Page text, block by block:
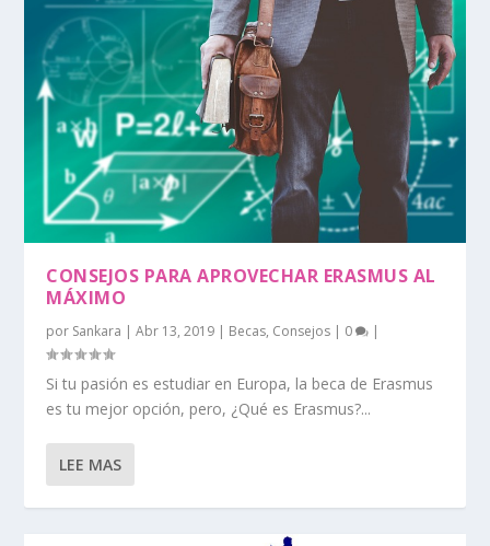
CONSEJOS PARA APROVECHAR ERASMUS AL
MÁXIMO
por Sankara |Abr 13, 2019 | Becas, Consejos | 0 |
Si tu pasión es estudiar en Europa, la beca de Erasmus
es tu mejor opción, pero, ¿Qué es Erasmus?...
LEE MAS